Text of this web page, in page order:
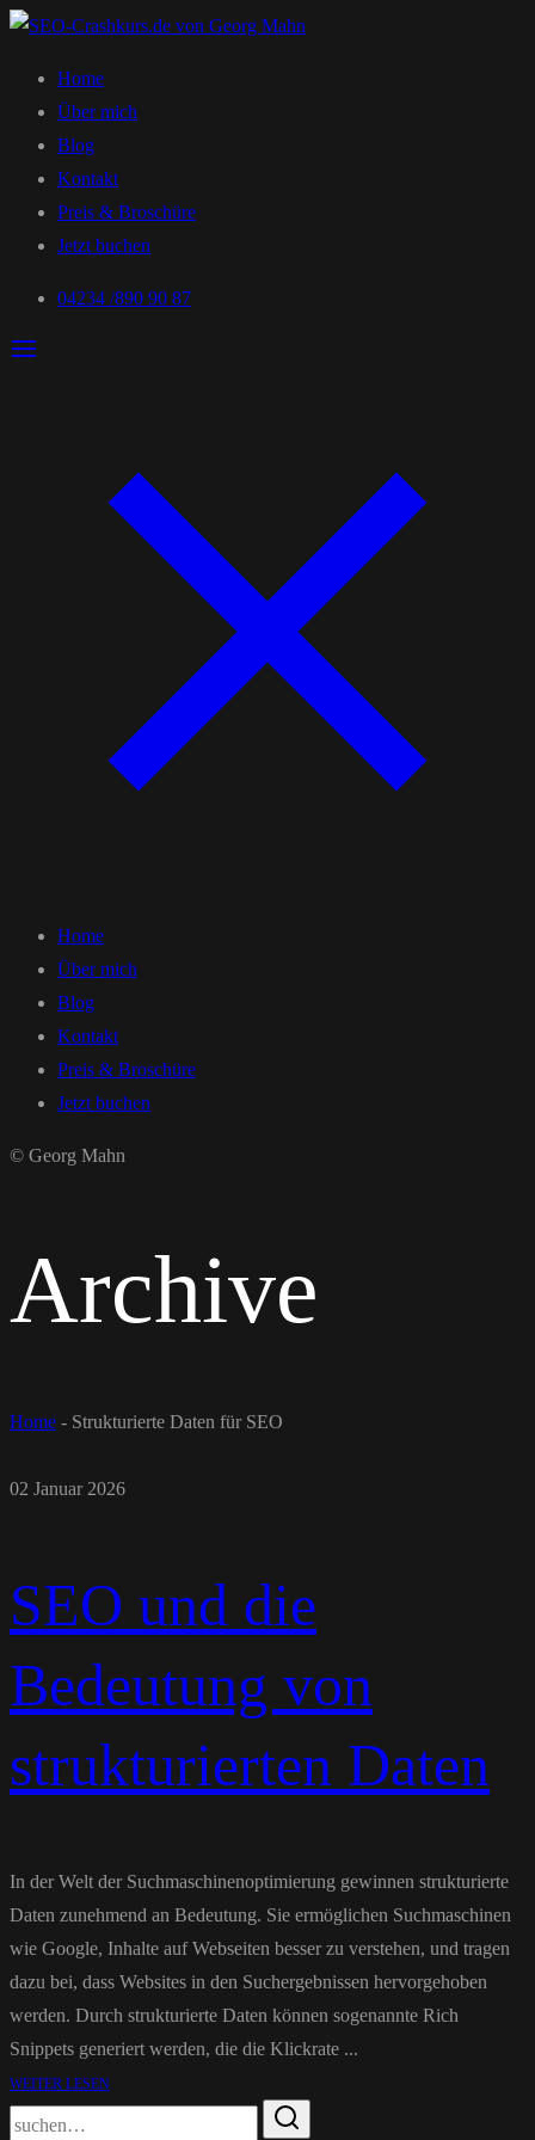
Home
Über mich
Blog
Kontakt
Preis & Broschüre
Jetzt buchen
04234 /890 90 87
Home
Über mich
Blog
Kontakt
Preis & Broschüre
Jetzt buchen
© Georg Mahn
Archive
Home - Strukturierte Daten für SEO
02 Januar 2026
SEO und die
Bedeutung von
strukturierten Daten
In der Welt der Suchmaschinenoptimierung gewinnen strukturierte
Daten zunehmend an Bedeutung. Sie ermöglichen Suchmaschinen
wie Google, Inhalte auf Webseiten besser zu verstehen, und tragen
dazu bei, dass Websites in den Suchergebnissen hervorgehoben
werden. Durch strukturierte Daten können sogenannte Rich
Snippets generiert werden, die die Klickrate ...
WEITER LESEN